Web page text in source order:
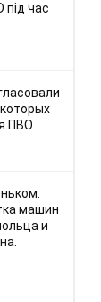
під час
ПВО
машин
и